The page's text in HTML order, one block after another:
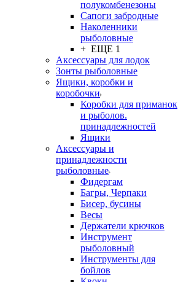
полукомбенезоны
Сапоги забродные
Наколенники
рыболовные
+ ЕЩЕ 1
Аксессуары для лодок
Зонты рыболовные
Ящики, коробки и
коробочки
Коробки для приманок
и рыболов.
принадлежностей
Ящики
Аксессуары и
принадлежности
рыболовные
Фидергам
Багры, Черпаки
Бисер, бусины
Весы
Держатели крючков
Инструмент
рыболовный
Инструменты для
бойлов